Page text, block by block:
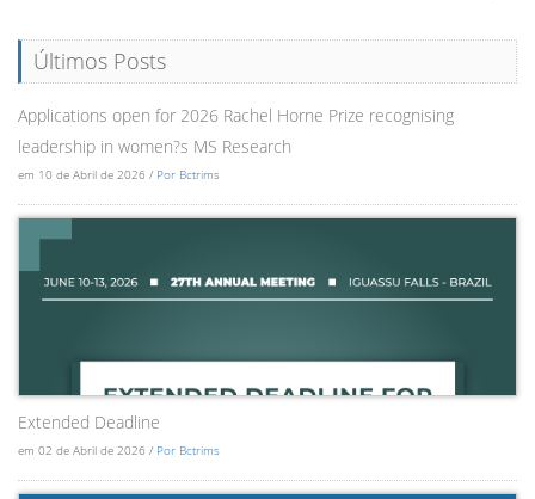
Últimos Posts
Applications open for 2026 Rachel Horne Prize recognising
leadership in women?s MS Research
em 10 de Abril de 2026 / Por Bctrims
Extended Deadline
em 02 de Abril de 2026 / Por Bctrims